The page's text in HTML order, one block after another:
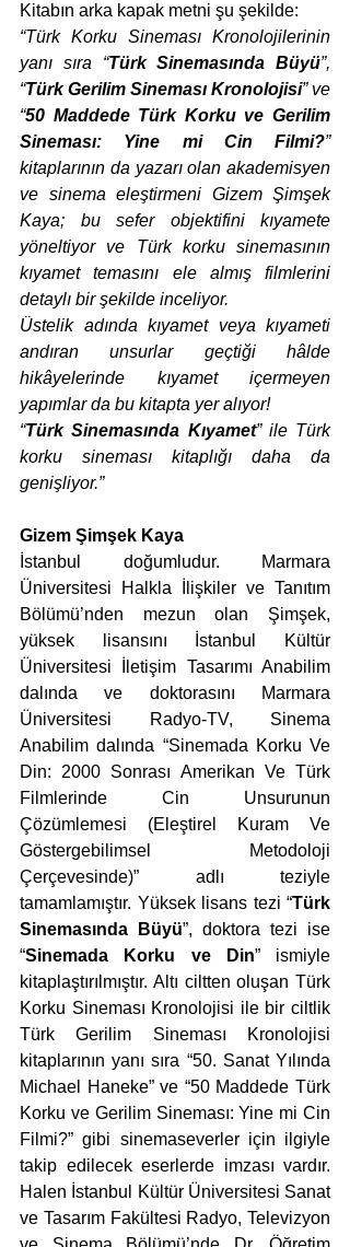
Kitabın arka kapak metni şu şekilde:
“Türk Korku Sineması Kronolojilerinin
yanı sıra “Türk Sinemasında Büyü”,
“Türk Gerilim Sineması Kronolojisi” ve
“50 Maddede Türk Korku ve Gerilim
Sineması: Yine mi Cin Filmi?”
kitaplarının da yazarı olan akademisyen
ve sinema eleştirmeni Gizem Şimşek
Kaya; bu sefer objektifini kıyamete
yöneltiyor ve Türk korku sinemasının
kıyamet temasını ele almış filmlerini
detaylı bir şekilde inceliyor.
Üstelik adında kıyamet veya kıyameti
andıran unsurlar geçtiği hâlde
hikâyelerinde kıyamet içermeyen
yapımlar da bu kitapta yer alıyor!
“Türk Sinemasında Kıyamet” ile Türk
korku sineması kitaplığı daha da
genişliyor.”
Gizem Şimşek Kaya
İstanbul doğumludur. Marmara
Üniversitesi Halkla İlişkiler ve Tanıtım
Bölümü’nden mezun olan Şimşek,
yüksek lisansını İstanbul Kültür
Üniversitesi İletişim Tasarımı Anabilim
dalında ve doktorasını Marmara
Üniversitesi Radyo-TV, Sinema
Anabilim dalında “Sinemada Korku Ve
Din: 2000 Sonrası Amerikan Ve Türk
Filmlerinde Cin Unsurunun
Çözümlemesi (Eleştirel Kuram Ve
Göstergebilimsel Metodoloji
Çerçevesinde)” adlı teziyle
tamamlamıştır. Yüksek lisans tezi “Türk
Sinemasında Büyü”, doktora tezi ise
“Sinemada Korku ve Din” ismiyle
kitaplaştırılmıştır. Altı ciltten oluşan Türk
Korku Sineması Kronolojisi ile bir ciltlik
Türk Gerilim Sineması Kronolojisi
kitaplarının yanı sıra “50. Sanat Yılında
Michael Haneke” ve “50 Maddede Türk
Korku ve Gerilim Sineması: Yine mi Cin
Filmi?” gibi sinemaseverler için ilgiyle
takip edilecek eserlerde imzası vardır.
Halen İstanbul Kültür Üniversitesi Sanat
ve Tasarım Fakültesi Radyo, Televizyon